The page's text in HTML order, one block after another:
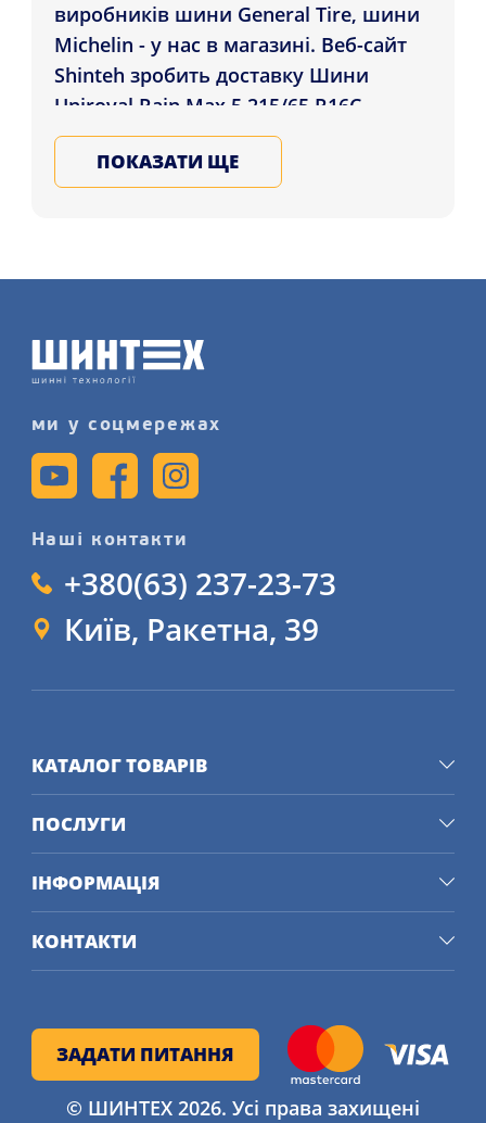
виробників шини General Tire, шини
Michelin - у нас в магазині. Веб-сайт
Shinteh зробить доставку Шини
Uniroyal Rain Max 5 215/65 R16C
109/107T покупцям у містах:
Запоріжжя, Київ, Івано-Франківськ і в
ін. регіони України. Підбирайте на
шиномонтажу більш детально на
ПОКАЗАТИ ЩЕ
ми у соцмережах
Наші контакти
+380(63) 237-23-73
Київ, Ракетна, 39
ЗАДАТИ ПИТАННЯ
© ШИНТЕХ 2026. Усі права захищені
КАТАЛОГ ТОВАРІВ
ПОСЛУГИ
ІНФОРМАЦІЯ
КОНТАКТИ